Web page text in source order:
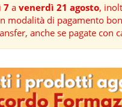
7a venerdì 21 agosto,
modalità di pagamento
anche se pagate